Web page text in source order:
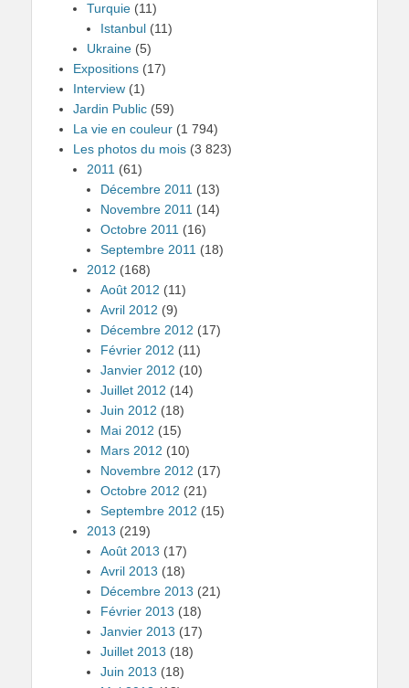
Turquie (11)
Istanbul (11)
Ukraine (5)
Expositions (17)
Interview (1)
Jardin Public (59)
La vie en couleur (1 794)
Les photos du mois (3 823)
2011 (61)
Décembre 2011 (13)
Novembre 2011 (14)
Octobre 2011 (16)
Septembre 2011 (18)
2012 (168)
Août 2012 (11)
Avril 2012 (9)
Décembre 2012 (17)
Février 2012 (11)
Janvier 2012 (10)
Juillet 2012 (14)
Juin 2012 (18)
Mai 2012 (15)
Mars 2012 (10)
Novembre 2012 (17)
Octobre 2012 (21)
Septembre 2012 (15)
2013 (219)
Août 2013 (17)
Avril 2013 (18)
Décembre 2013 (21)
Février 2013 (18)
Janvier 2013 (17)
Juillet 2013 (18)
Juin 2013 (18)